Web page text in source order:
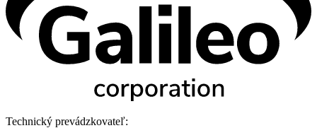
Technický prevádzkovateľ: